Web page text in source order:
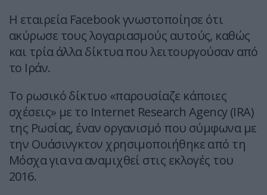
Η εταιρεία Facebook γνωστοποίησε ότι
ακύρωσε τους λογαριασμούς αυτούς, καθώς
και τρία άλλα δίκτυα που λειτουργούσαν από
το Ιράν.
Το ρωσικό δίκτυο «παρουσίαζε κάποιες
σχέσεις» με το Internet Research Agency (IRA)
της Ρωσίας, έναν οργανισμό που σύμφωνα με
την Ουάσινγκτον χρησιμοποιήθηκε από τη
Μόσχα για να αναμιχθεί στις εκλογές του
2016.